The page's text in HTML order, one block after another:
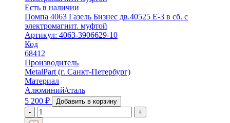
Есть в наличии
Помпа 4063 Газель Бизнес дв.40525 Е-3 в сб. с
электромагнит. муфтой
Артикул: 4063-3906629-10
Код
68412
Производитель
MetalPart (г. Санкт-Петербург)
Материал
Алюминий/сталь
5 200 ₽
Добавить в корзину
-
+